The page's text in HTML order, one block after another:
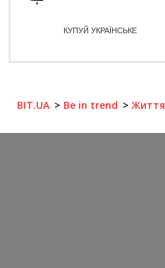
КУПУЙ УКРАЇНСЬКЕ
BIT.UA Be in trend Життя